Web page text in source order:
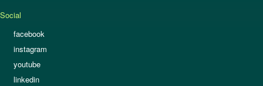
Social
facebook
instagram
youtube
linkedin